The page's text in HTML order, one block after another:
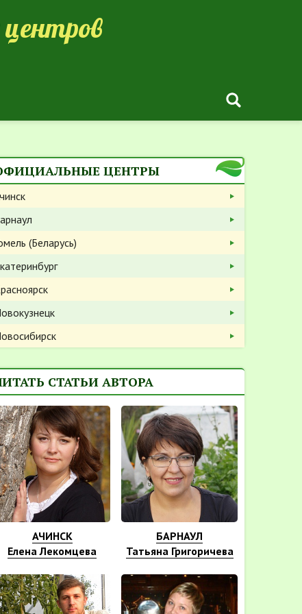
ЦЕНТРЫ
(Беларусь)
СТАТЬИ АВТОРА
АЧИНСК
Елена Лекомцева
БАРНАУЛ
Татьяна Григоричева